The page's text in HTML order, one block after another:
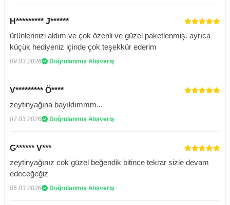
H********* J******
ürünlerinizi aldım ve çok özenli ve güzel paketlenmiş. ayrıca
küçük hediyeniz içinde çok teşekkür ederim
09.03.2026 Doğrulanmış Alışveriş
V********* Ö****
zeytinyağına bayıldımmm...
07.03.2026 Doğrulanmış Alışveriş
G****** V***
zeytinyağınız cok güzel beğendik bitince tekrar sizle devam
edeceğeğiz
05.03.2026 Doğrulanmış Alışveriş